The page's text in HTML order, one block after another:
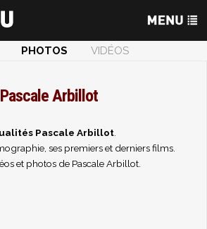
PHOTOS
VIDÉOS
Pascale Arbillot
Pascale Arbillot.
ses premiers et derniers films.
et photos de Pascale Arbillot.